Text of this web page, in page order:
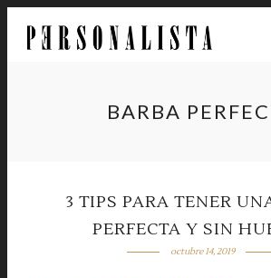
BARBA
3 TIPS PARA TENER
PERFECTA Y SIN
octubre 14, 2019